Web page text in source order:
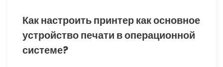
Как настроить принтер как основное
устройство печати в операционной
системе?